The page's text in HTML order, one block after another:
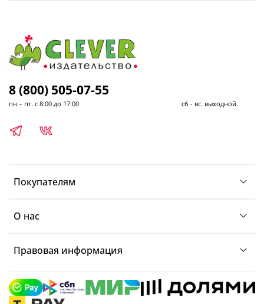
Покупателям
О нас
Правовая информация
8 (800) 505-07-55
пн – пт. с 8:00 до 17:00 сб - вс. выходной.